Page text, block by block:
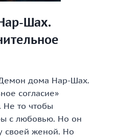
Шах.
дома Нар-Шах.
согласие»
Не то чтобы
с любовью. Но он
своей женой. Но